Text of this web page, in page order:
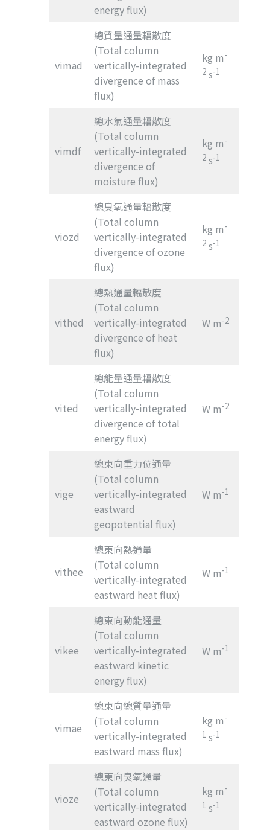
energy flux)
vimad
總質量通量輻散度
(Total column
vertically-integrated
divergence of mass
flux)
kg m-
2 s-1
vimdf
總水氣通量輻散度
(Total column
vertically-integrated
divergence of
moisture flux)
kg m-
2 s-1
viozd
總臭氧通量輻散度
(Total column
vertically-integrated
divergence of ozone
flux)
kg m-
2 s-1
vithed
總熱通量輻散度
(Total column
vertically-integrated
divergence of heat
flux)
W m-2
vited
總能量通量輻散度
(Total column
vertically-integrated
divergence of total
energy flux)
W m-2
vige
總東向重力位通量
(Total column
vertically-integrated
eastward
geopotential flux)
W m-1
vithee
總東向熱通量
(Total column
vertically-integrated
eastward heat flux)
W m-1
vikee
總東向動能通量
(Total column
vertically-integrated
eastward kinetic
energy flux)
W m-1
vimae
總東向總質量通量
(Total column
vertically-integrated
eastward mass flux)
kg m-
1 s-1
vioze
總東向臭氧通量
(Total column
vertically-integrated
eastward ozone flux)
kg m-
1 s-1